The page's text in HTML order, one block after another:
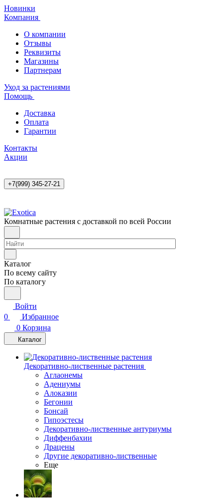
Новинки
Компания
О компании
Отзывы
Реквизиты
Магазины
Партнерам
Уход за растениями
Помощь
Доставка
Оплата
Гарантии
Контакты
Акции
+7(999) 345-27-21
Комнатные растения с доставкой по всей России
Каталог
По всему сайту
По каталогу
Войти
0
Избранное
0 Корзина
Каталог
Декоративно-лиственные растения
Аглаонемы
Адениумы
Алоказии
Бегонии
Бонсай
Гипоэстесы
Декоративно-лиственные антуриумы
Диффенбахии
Драцены
Другие декоративно-лиственные
Еще